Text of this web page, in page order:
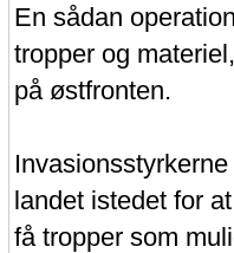
En sådan
tropper og
på østfronten.
landet istedet for
få tropper som